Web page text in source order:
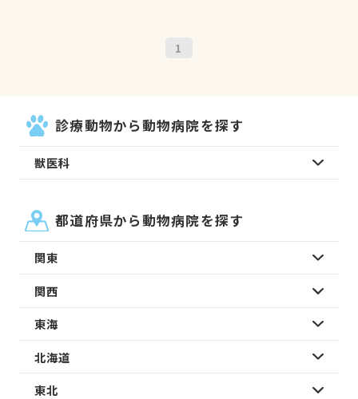
1
診療動物から動物病院を探す
獣医科
都道府県から動物病院を探す
関東
関西
東海
北海道
東北